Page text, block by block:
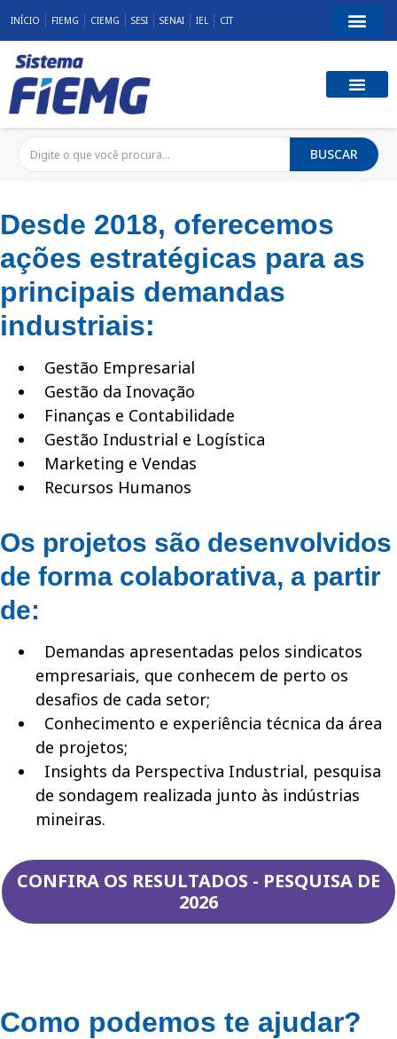
INÍCIO FIEMG CIEMG SESI SENAI IEL CIT
BUSCAR
Desde 2018, oferecemos
ações estratégicas para as
principais demandas
industriais:
Gestão Empresarial
Gestão da Inovação
Finanças e Contabilidade
Gestão Industrial e Logística
Marketing e Vendas
Recursos Humanos
Os projetos são desenvolvidos
de forma colaborativa, a partir
de:
Demandas apresentadas pelos sindicatos
empresariais, que conhecem de perto os
desafios de cada setor;
Conhecimento e experiência técnica da área
de projetos;
Insights da Perspectiva Industrial, pesquisa
de sondagem realizada junto às indústrias
mineiras.
CONFIRA OS RESULTADOS - PESQUISA DE
2026
Como podemos te ajudar?